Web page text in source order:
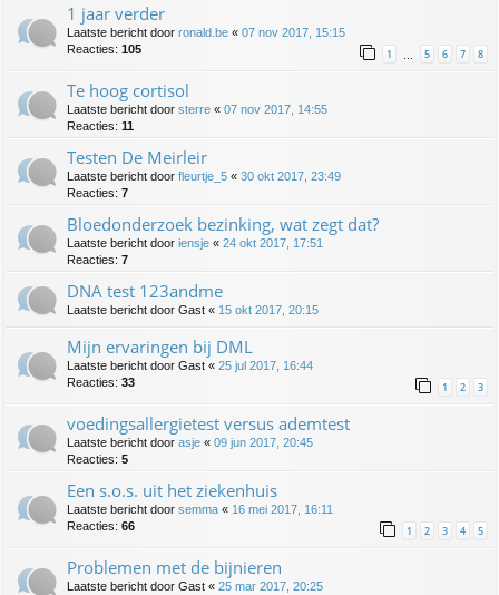
1 jaar verder
Laatste bericht door ronald.be « 07 nov 2017, 15:15
Reacties: 105 1 … 5 6 7 8
Te hoog cortisol
Laatste bericht door sterre « 07 nov 2017, 14:55
Reacties: 11
Testen De Meirleir
Laatste bericht door fleurtje_5 « 30 okt 2017, 23:49
Reacties: 7
Bloedonderzoek bezinking, wat zegt dat?
Laatste bericht door iensje « 24 okt 2017, 17:51
Reacties: 7
DNA test 123andme
Laatste bericht door Gast « 15 okt 2017, 20:15
Mijn ervaringen bij DML
Laatste bericht door Gast « 25 jul 2017, 16:44
Reacties: 33 1 2 3
voedingsallergietest versus ademtest
Laatste bericht door asje « 09 jun 2017, 20:45
Reacties: 5
Een s.o.s. uit het ziekenhuis
Laatste bericht door semma « 16 mei 2017, 16:11
Reacties: 66 1 2 3 4 5
Problemen met de bijnieren
Laatste bericht door Gast « 25 mar 2017, 20:25